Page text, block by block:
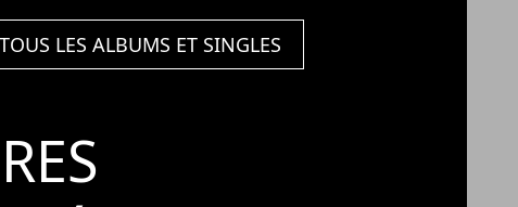
LES ALBUMS ET SINGLES